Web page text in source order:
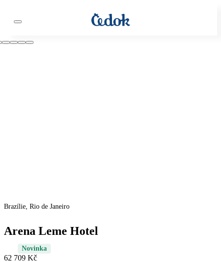
Brazílie, Rio de Janeiro
Arena Leme Hotel
Novinka
62 709 Kč